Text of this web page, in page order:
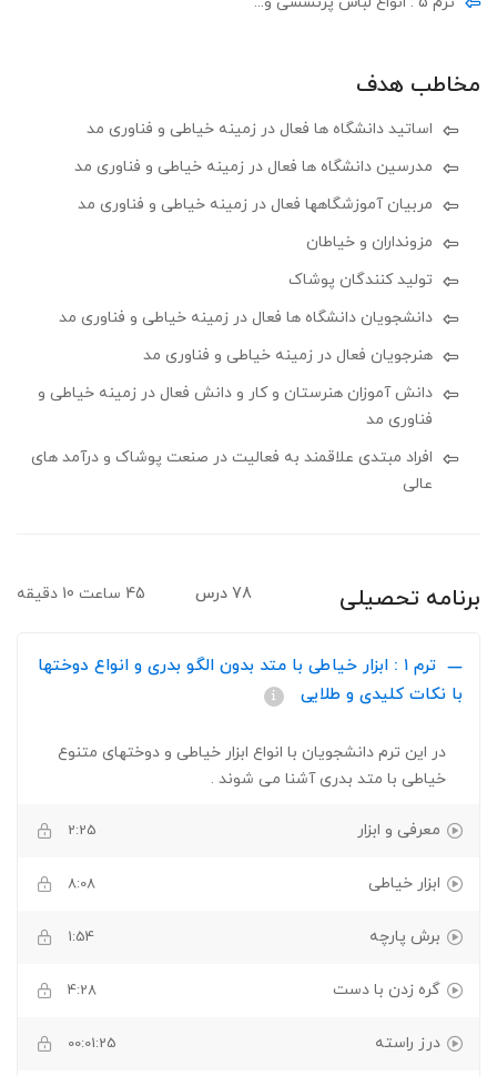
مخاطب هدف
اساتید دانشگاه ها فعال در زمینه خیاطی و فناوری مد
مدرسین دانشگاه ها فعال در زمینه خیاطی و فناوری مد
مربیان آموزشگاهها فعال در زمینه خیاطی و فناوری مد
مزونداران و خیاطان
تولید کنندگان پوشاک
دانشجویان دانشگاه ها فعال در زمینه خیاطی و فناوری مد
هنرجویان فعال در زمینه خیاطی و فناوری مد
دانش آموزان هنرستان و کار و دانش فعال در زمینه خیاطی و
فناوری مد
افراد مبتدی علاقمند به فعالیت در صنعت پوشاک و درآمد های
عالی
برنامه تحصیلی 78 درس 45 ساعت 10 دقیقه
ترم ۱ : ابزار خیاطی با متد بدون الگو بدری و انواع دوختها
با نکات کلیدی و طلایی
در این ترم دانشجویان با انواع ابزار خیاطی و دوختهای متنوع
خیاطی با متد بدری آشنا می شوند .
معرفی و ابزار 2:25
ابزار خیاطی 8:08
برش پارچه 1:54
گره زدن با دست 4:28
درز راسته 00:01:25